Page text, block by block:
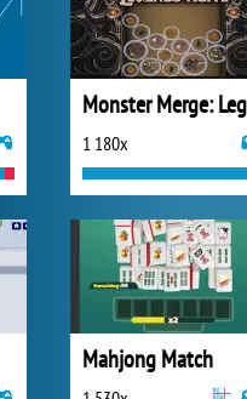
1 180x
Mahjong Match